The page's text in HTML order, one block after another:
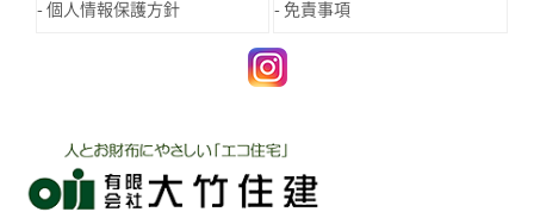
個人情報保護方針 免責事項